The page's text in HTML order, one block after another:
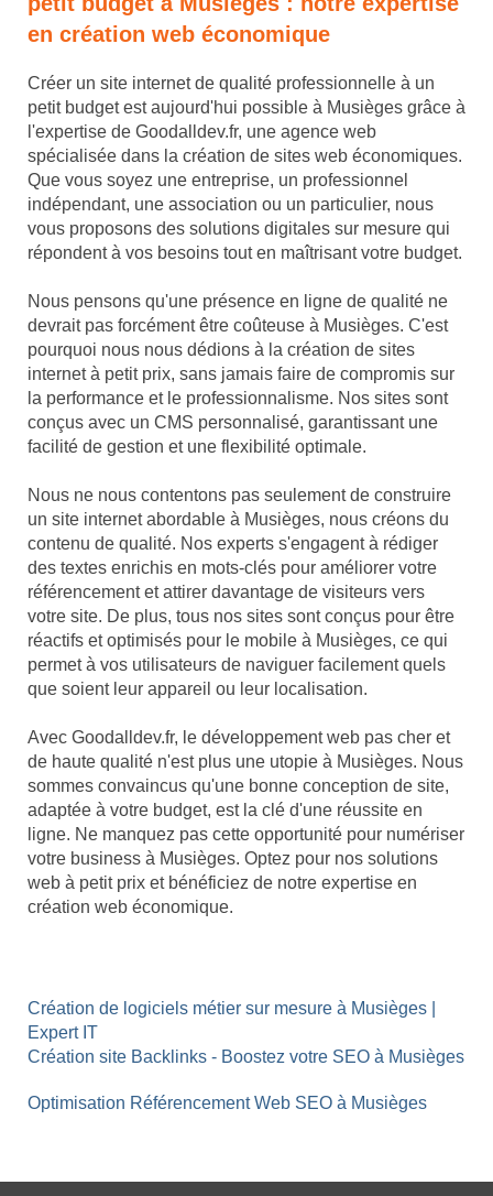
en création web économique
Créer un site internet de qualité professionnelle à un
petit budget est aujourd'hui possible à Musièges grâce à
l'expertise de Goodalldev.fr, une agence web
spécialisée dans la création de sites web économiques.
Que vous soyez une entreprise, un professionnel
indépendant, une association ou un particulier, nous
vous proposons des solutions digitales sur mesure qui
répondent à vos besoins tout en maîtrisant votre budget.
Nous pensons qu'une présence en ligne de qualité ne
devrait pas forcément être coûteuse à Musièges. C'est
pourquoi nous nous dédions à la création de sites
internet à petit prix, sans jamais faire de compromis sur
la performance et le professionnalisme. Nos sites sont
conçus avec un CMS personnalisé, garantissant une
facilité de gestion et une flexibilité optimale.
Nous ne nous contentons pas seulement de construire
un site internet abordable à Musièges, nous créons du
contenu de qualité. Nos experts s'engagent à rédiger
des textes enrichis en mots-clés pour améliorer votre
référencement et attirer davantage de visiteurs vers
votre site. De plus, tous nos sites sont conçus pour être
réactifs et optimisés pour le mobile à Musièges, ce qui
permet à vos utilisateurs de naviguer facilement quels
que soient leur appareil ou leur localisation.
Avec Goodalldev.fr, le développement web pas cher et
de haute qualité n'est plus une utopie à Musièges. Nous
sommes convaincus qu'une bonne conception de site,
adaptée à votre budget, est la clé d'une réussite en
ligne. Ne manquez pas cette opportunité pour numériser
votre business à Musièges. Optez pour nos solutions
web à petit prix et bénéficiez de notre expertise en
création web économique.
Création de logiciels métier sur mesure à Musièges |
Expert IT
Création site Backlinks - Boostez votre SEO à Musièges
Optimisation Référencement Web SEO à Musièges